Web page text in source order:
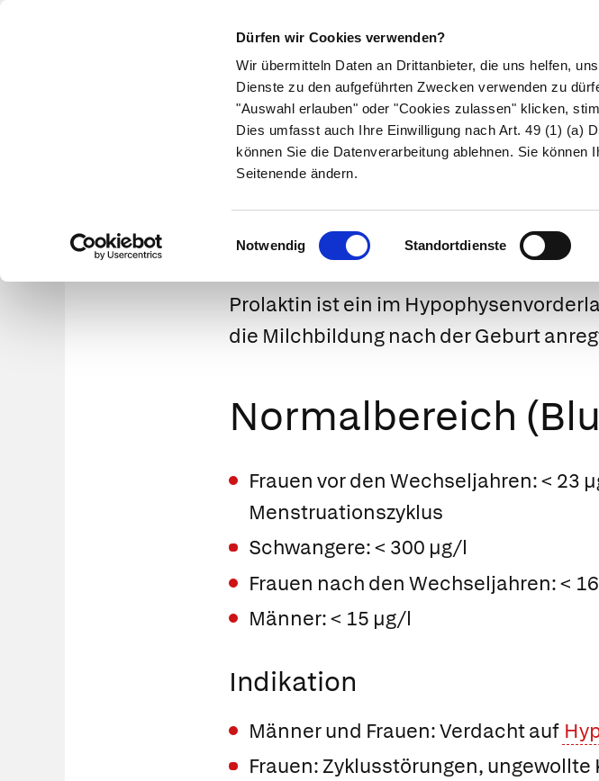
Dürfen wir Cookies verwenden?
Wir übermitteln Daten an Drittanbieter, die uns helfen,
Dienste zu den aufgeführten Zwecken verwenden zu
"Auswahl erlauben" oder "Cookies zulassen" klicken,
Dies umfasst auch Ihre Einwilligung nach Art. 49 (1) (a)
können Sie die Datenverarbeitung ablehnen. Sie können
Seitenende ändern.
Einwilligungsauswahl
Notwendig Standortdienste
Symptome Therapie Medikamente
Prolaktin ist ein im
die Milchbildung nach der Geburt
Normalbereich
Frauen vor den Wechseljahren: < 23
Menstruationszyklus
Schwangere: < 300 µg/l
Frauen nach den Wechseljahren: <
Männer: < 15 µg/l
Indikation
Männer und Frauen: Verdacht auf
Frauen: Zyklusstörungen,